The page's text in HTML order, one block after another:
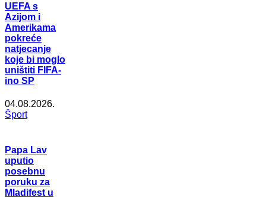
UEFA s
Azijom i
Amerikama
pokreće
natjecanje
koje bi moglo
uništiti FIFA-
ino SP
04.08.2026.
Šport
Papa Lav
uputio
posebnu
poruku za
Mladifest u